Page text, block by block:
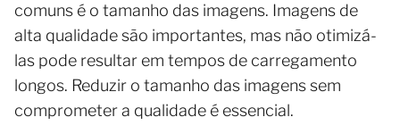
comuns é o tamanho das imagens. Imagens de
alta qualidade são importantes, mas não otimizá-
las pode resultar em tempos de carregamento
longos. Reduzir o tamanho das imagens sem
comprometer a qualidade é essencial.